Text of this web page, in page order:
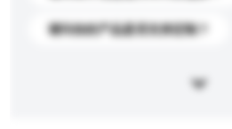
请问你的产品是否支持定制？